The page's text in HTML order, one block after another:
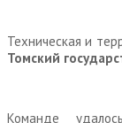
Техническая и
Томский
Команде